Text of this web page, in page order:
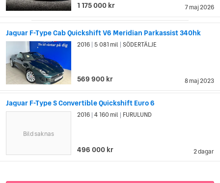
7 maj 2026
1 175 000 kr
Jaguar F-Type Cab Quickshift V6 Meridian Parkassist 340hk
8 maj 2023
2016 5 081 mil SÖDERTÄLJE
569 900 kr
Jaguar F-Type S Convertible Quickshift Euro 6
2 dagar
2016 4 160 mil FURULUND
496 000 kr
Bild saknas